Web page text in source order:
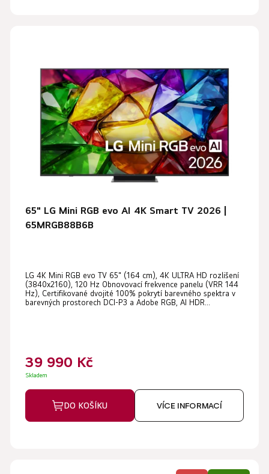
65" LG Mini RGB evo AI 4K Smart TV 2026 |
65MRGB88B6B
LG 4K Mini RGB evo TV 65" (164 cm), 4K ULTRA HD rozlišení
(3840x2160), 120 Hz Obnovovací frekvence panelu (VRR 144
Hz), Certifikované dvojité 100% pokrytí barevného spektra v
barevných prostorech DCI-P3 a Adobe RGB, AI HDR...
39 990 Kč
Skladem
DO KOŠÍKU VÍCE INFORMACÍ